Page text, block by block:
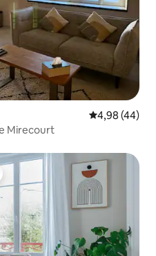
Note
4,98 (44)
Mirecourt
les plus aimés